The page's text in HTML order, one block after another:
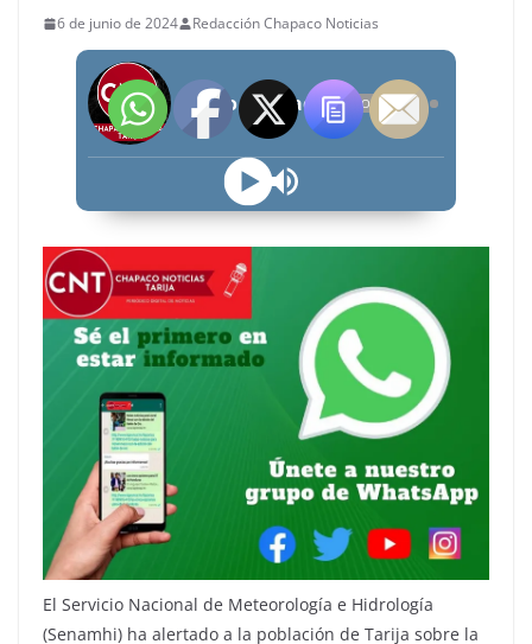
6 de junio de 2024 Redacción Chapaco Noticias
Radio Chapaco Noticias Las 24 horas en vivo OFFLINE
El Servicio Nacional de Meteorología e Hidrología
(Senamhi) ha alertado a la población de Tarija sobre la